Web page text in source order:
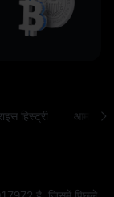
हिस्ट्री आम सवाल